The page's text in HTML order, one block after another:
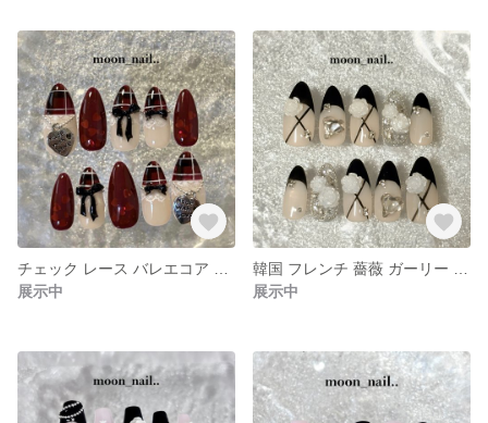
展示中
展示中